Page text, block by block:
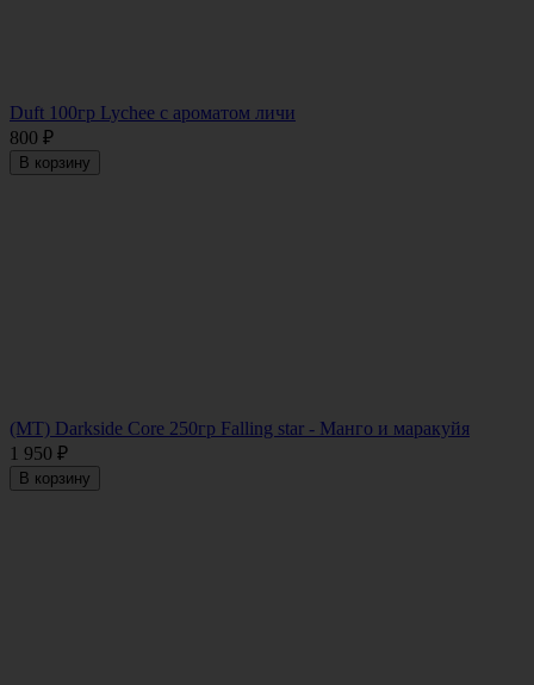
Duft 100гр Lychee с ароматом личи
800 ₽
В корзину
(MT) Darkside Core 250гр Falling star - Манго и маракуйя
1 950 ₽
В корзину